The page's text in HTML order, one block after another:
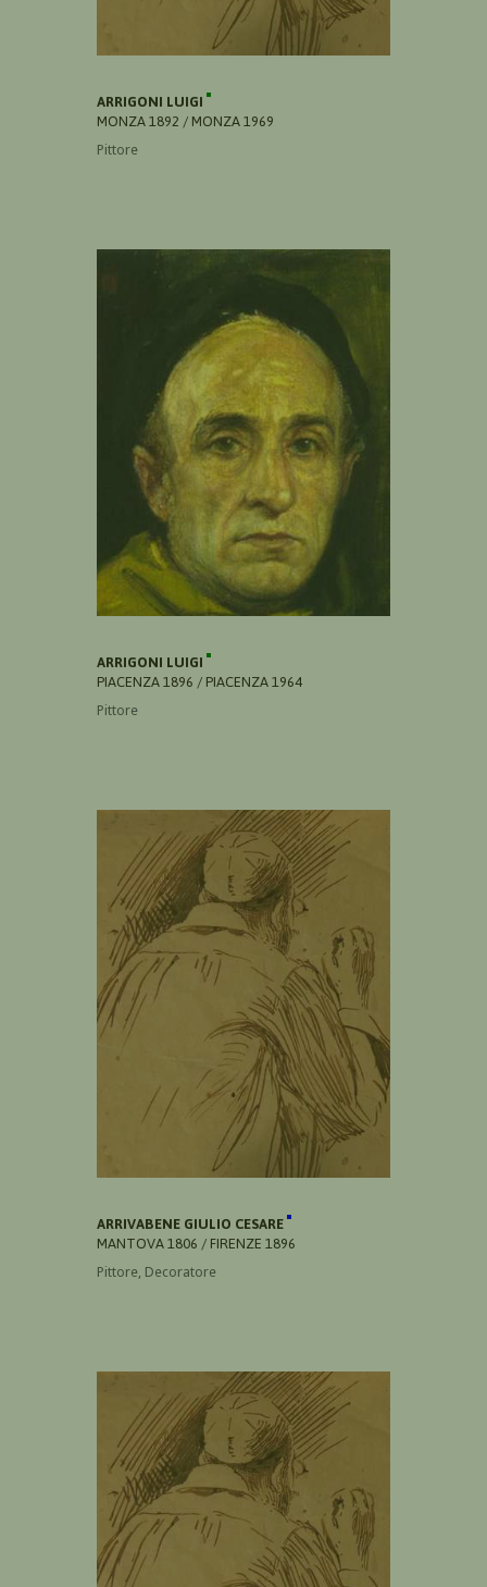
ARRIGONI LUIGI
MONZA 1892 / MONZA 1969
Pittore
ARRIGONI LUIGI
PIACENZA 1896 / PIACENZA 1964
Pittore
ARRIVABENE GIULIO CESARE
MANTOVA 1806 / FIRENZE 1896
Pittore, Decoratore